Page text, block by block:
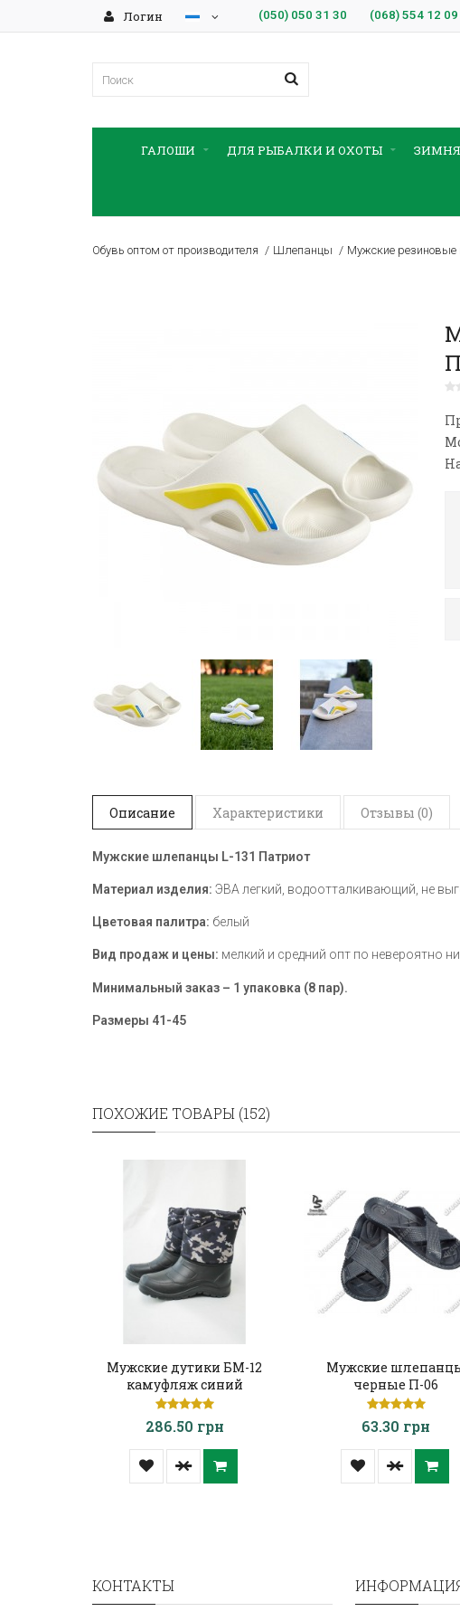
Логин (050) 050 31 30 (068) 554 12 09
ГАЛОШИ ДЛЯ РЫБАЛКИ И ОХОТЫ
Обувь оптом от производителя Шлепанцы Мужские резиновые
Описание Характеристики Отзывы (0)
Мужские шлепанцы L-131 Патриот
Материал изделия: ЭВА легкий, водоотталкивающий, не
Цветовая палитра: белый
Вид продаж и цены: мелкий и средний опт по невероятно
Минимальный заказ – 1 упаковка (8 пар).
Размеры 41-45
ПОХОЖИЕ ТОВАРЫ (152)
Мужские дутики БМ-12
камуфляж синий
286.50 грн
Мужские
черные П-06
63.30 грн
КОНТАКТЫ